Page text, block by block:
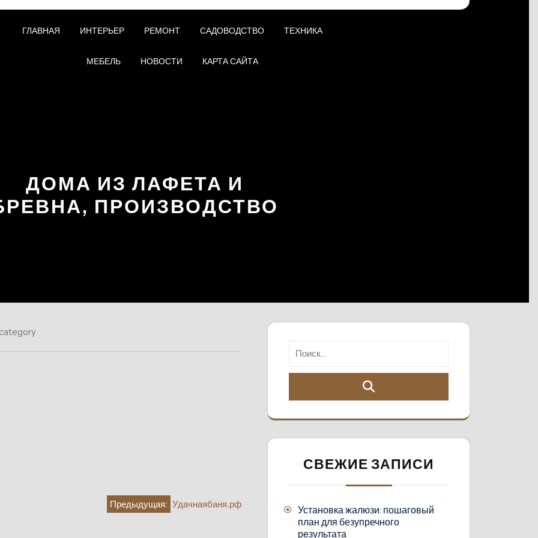
ГЛАВНАЯ ИНТЕРЬЕР РЕМОНТ САДОВОДСТВО ТЕХНИКА
МЕБЕЛЬ НОВОСТИ КАРТА САЙТА
ДОМА ИЗ ЛАФЕТА И
ПРОИЗВОДСТВО
Предыдущая: Удачнаябаня.рф
СВЕЖИЕ ЗАПИСИ
Установка жалюзи: пошаговый
план для безупречного
результата